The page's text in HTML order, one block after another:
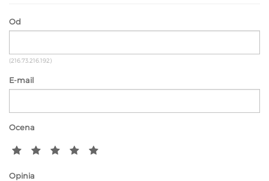
Od
(216.73.216.192)
E-mail
Ocena
Opinia